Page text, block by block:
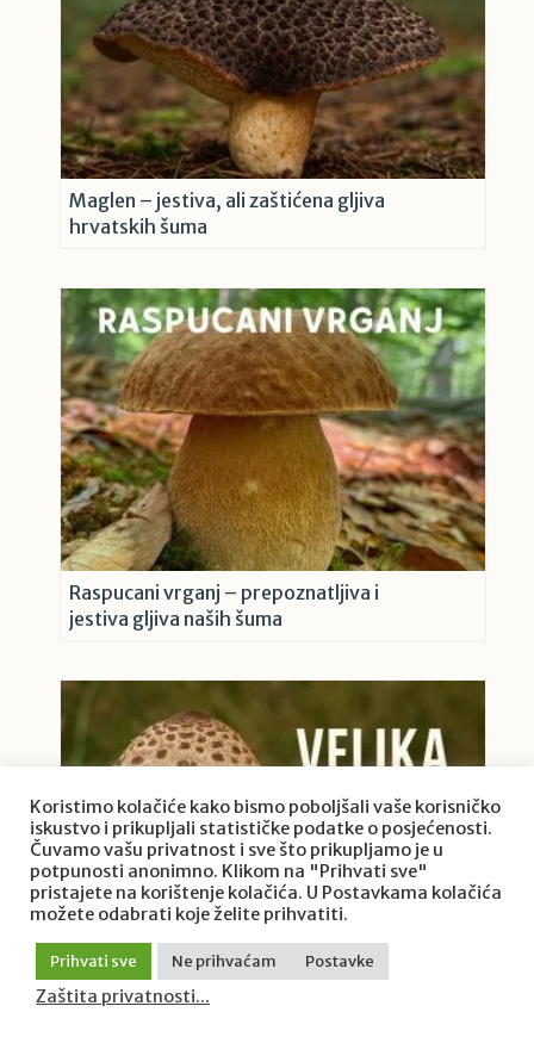
Maglen – jestiva, ali zaštićena gljiva
hrvatskih šuma
Raspucani vrganj – prepoznatljiva i
jestiva gljiva naših šuma
Velika sunčanica – prepoznatljiva i
cijenjena jestiva gljiva
Koristimo kolačiće kako bismo poboljšali vaše korisničko
iskustvo i prikupljali statističke podatke o posjećenosti.
Čuvamo vašu privatnost i sve što prikupljamo je u
potpunosti anonimno. Klikom na "Prihvati sve"
pristajete na korištenje kolačića. U Postavkama kolačića
možete odabrati koje želite prihvatiti.
Prihvati sve Ne prihvaćam Postavke
Zaštita privatnosti...